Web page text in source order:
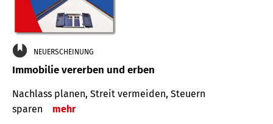
NEUERSCHEINUNG
Immobilie vererben und erben
Nachlass planen, Streit vermeiden, Steuern
sparen
mehr